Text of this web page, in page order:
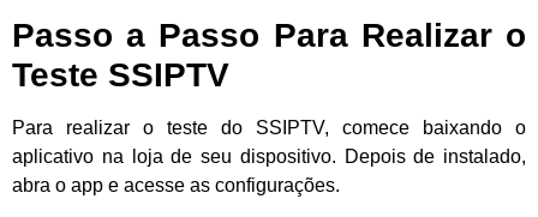
Passo a Passo Para Realizar o
Teste SSIPTV
Para realizar o teste do SSIPTV, comece baixando o
aplicativo na loja de seu dispositivo. Depois de instalado,
abra o app e acesse as configurações.